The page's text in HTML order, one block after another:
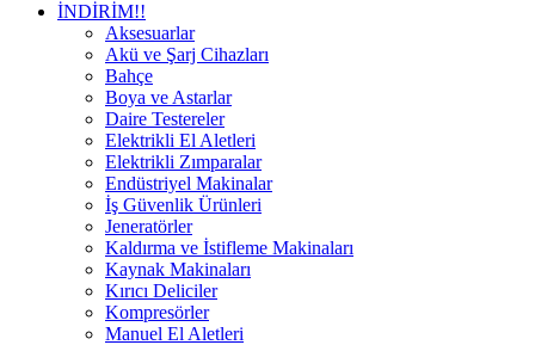
İNDİRİM!!
Aksesuarlar
Akü ve Şarj Cihazları
Bahçe
Boya ve Astarlar
Daire Testereler
Elektrikli El Aletleri
Elektrikli Zımparalar
Endüstriyel Makinalar
İş Güvenlik Ürünleri
Jeneratörler
Kaldırma ve İstifleme Makinaları
Kaynak Makinaları
Kırıcı Deliciler
Kompresörler
Manuel El Aletleri